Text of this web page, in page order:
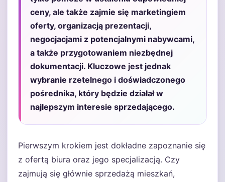
ceny, ale także zajmie się marketingiem
oferty, organizacją prezentacji,
negocjacjami z potencjalnymi nabywcami,
a także przygotowaniem niezbędnej
dokumentacji. Kluczowe jest jednak
wybranie rzetelnego i doświadczonego
pośrednika, który będzie działał w
najlepszym interesie sprzedającego.
Pierwszym krokiem jest dokładne zapoznanie się
z ofertą biura oraz jego specjalizacją. Czy
zajmują się głównie sprzedażą mieszkań,